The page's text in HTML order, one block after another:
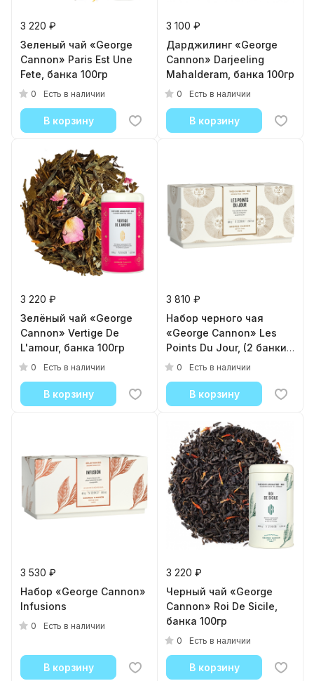
3 220 ₽
Зеленый чай «George
Cannon» Paris Est Une
Fete, банка 100гр
0 Есть в наличии
В корзину
3 100 ₽
Дарджилинг «George
Cannon» Darjeeling
Mahalderam, банка 100гр
0 Есть в наличии
В корзину
3 220 ₽
Зелёный чай «George
Cannon» Vertige De
L'amour, банка 100гр
0 Есть в наличии
В корзину
3 810 ₽
Набор черного чая
«George Cannon» Les
Points Du Jour, (2 банки
по 40гр)
0 Есть в наличии
В корзину
3 530 ₽
Набор «George Cannon»
Infusions
0 Есть в наличии
В корзину
3 220 ₽
Черный чай «George
Cannon» Roi De Sicile,
банка 100гр
0 Есть в наличии
В корзину